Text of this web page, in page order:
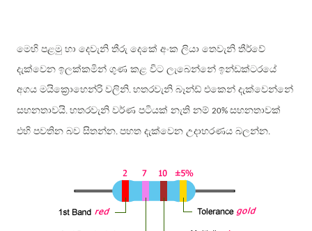
මෙහි පළමු හා දෙවැනි තීරු දෙකේ අංක ලියා තෙවැනි තීර්වේ
දැක්වෙන ඉලක්කමින් ගුණ කළ විට ලැබෙන්නේ ඉන්ඩක්ටරයේ
අගය මයික්‍රොහෙන්රි වලිනි. හතරවැනි බෑන්ඩ් එකෙන් දැක්වෙන්නේ
සහනතාවයි. හතරවැනි වර්ණ පටියක් නැති නම් 20% සහනතාවක්
එහි පවතින බව සිතන්න. පහත දැක්වෙන උදාහරණය බලන්න.